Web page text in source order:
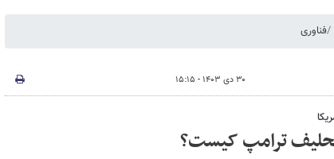
فناوری
۳۰ دی ۱۴۰۳ - ۱۵:۱۵
ترامپ کیست؟